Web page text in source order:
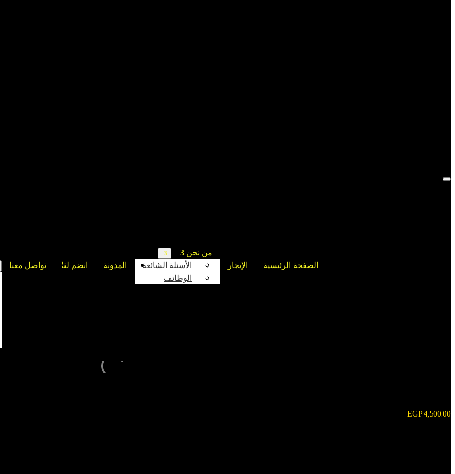
الصفحة الرئيسية الإيجار
من نحن
الأسئلة الشائعة
الوظائف
المدونة انضم لنا تواصل معنا
EGP4,500.00